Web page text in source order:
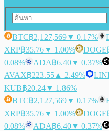
BTC฿2,127,569▼ 0.17%
XRP฿35.76▼ 1.00% DOGE
0.08%
ADA฿6.40▼ 0.37%
AVAX฿223.55 ▲ 2.49%
KUB฿20.24▼ 1.86%
BTC฿2,127,569▼ 0.17%
XRP฿35.76▼ 1.00% DOGE
0.08%
ADA฿6.40▼ 0.37%